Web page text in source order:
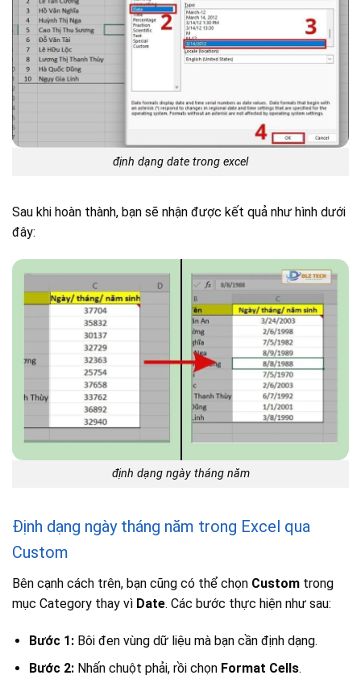
định dạng date trong excel
Sau khi hoàn thành, bạn sẽ nhận được kết quả như hình dưới
đây:
định dạng ngày tháng năm
Định dạng ngày tháng năm trong Excel qua
Custom
Bên cạnh cách trên, bạn cũng có thể chọn Custom trong
mục Category thay vì Date. Các bước thực hiện như sau:
Bước 1:Bôi đen vùng dữ liệu mà bạn cần định dạng.
Bước 2:Nhấn chuột phải, rồi chọn Format Cells.